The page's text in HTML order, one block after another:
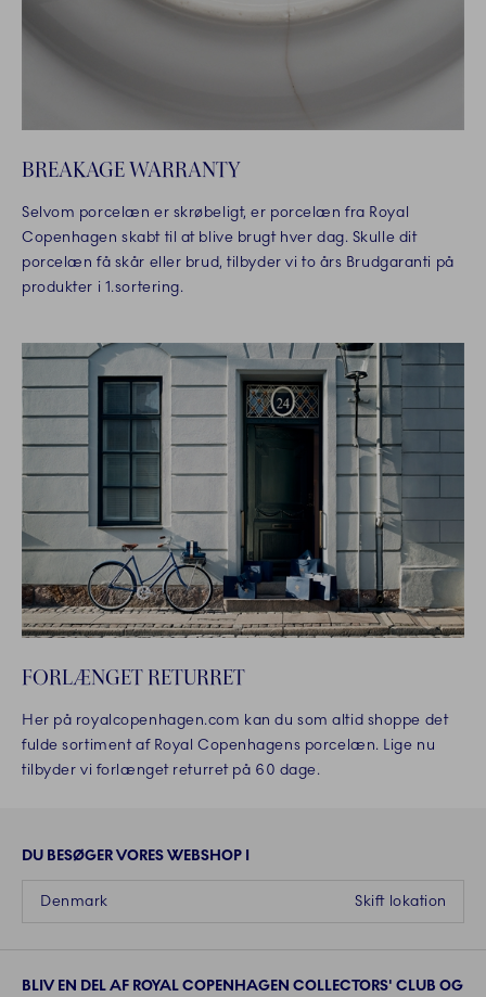
BREAKAGE WARRANTY
Selvom porcelæn er skrøbeligt, er porcelæn fra Royal
Copenhagen skabt til at blive brugt hver dag. Skulle dit
porcelæn få skår eller brud, tilbyder vi to års Brudgaranti på
produkter i 1.sortering.
FORLÆNGET RETURRET
Her på royalcopenhagen.com kan du som altid shoppe det
fulde sortiment af Royal Copenhagens porcelæn. Lige nu
tilbyder vi forlænget returret på 60 dage.
DU BESØGER VORES WEBSHOP I
Skift lokation
Denmark
BLIV EN DEL AF ROYAL COPENHAGEN COLLECTORS' CLUB OG